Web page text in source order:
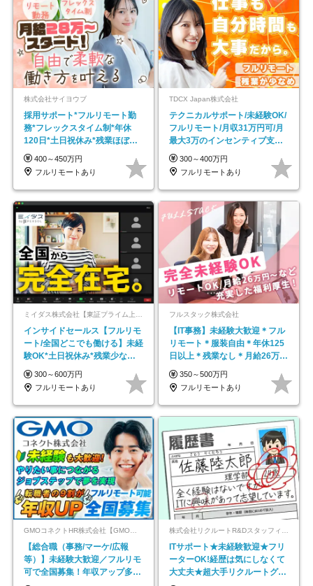
株式会社サイヨウブ
採用サポート*フルリモート勤
務*フレックスタイム制*年休
120日*土日祝休み*残業ほぼな
し*育児中社員8割以上
400～450万円
フルリモートあり
TDCX Japan株式会社
テクニカルサポート/未経験OK/
フルリモート/月収31万円可/月
最大3万のインセンティブ支給/
平均年齢33歳
300～400万円
フルリモートあり
ミイダス株式会社【東証プライム上場パーソルグループ】
インサイドセールス【フルリモ
ート/全国どこでも働ける】未経
験OK*土日祝休み*残業少なめ*
在宅勤務手当あり
300～600万円
フルリモートあり
フルスタック株式会社
【IT事務】未経験大歓迎＊フル
リモート＊服装自由＊年休125
日以上＊残業なし＊月給26万円
以上
350～500万円
フルリモートあり
GMOコネクトHR株式会社【GMOインターネットグループ】
【総合職（事務/マーケ/広報
等）】未経験大歓迎／フルリモ
可で全国募集！年収アップ多数
ITサポート★未経験歓迎★フリ
ーターOK!経歴は気にしなくて
大丈夫★超大手リクルートグル